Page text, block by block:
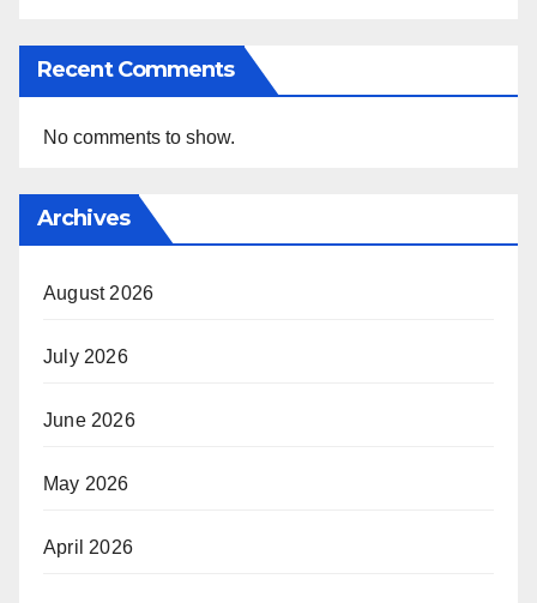
Recent Comments
No comments to show.
Archives
August 2026
July 2026
June 2026
May 2026
April 2026